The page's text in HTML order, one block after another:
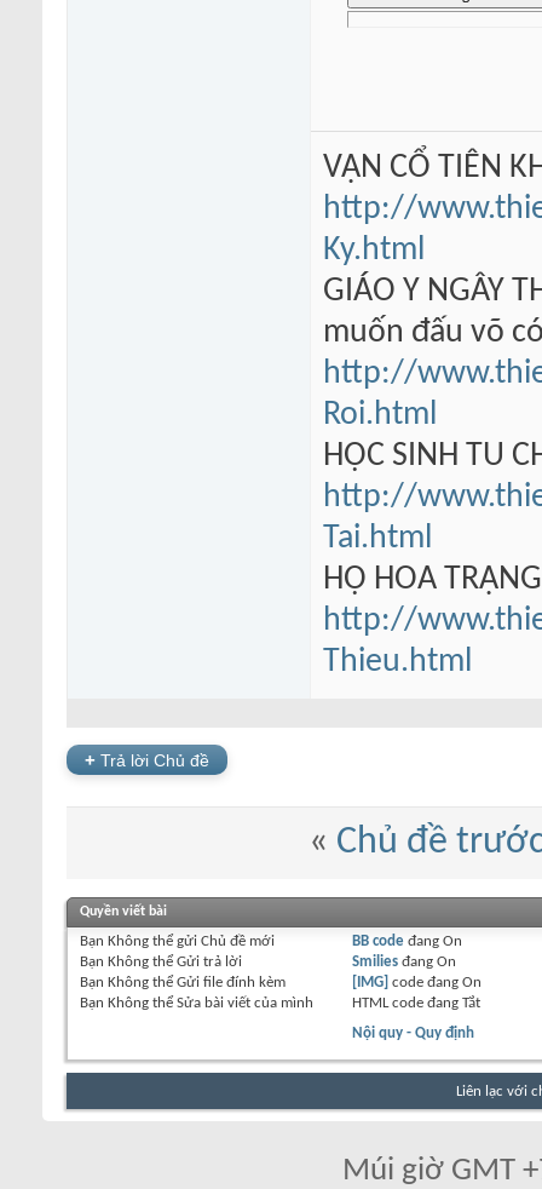
VẠN CỔ TIÊN
http://
Ky.html
GIÁO Y NGÂY
muốn đấu võ
http://
Roi.html
HỌC SINH TU
http://
Tai.html
HỘ HOA
http://
Thieu.html
+ Trả lời Chủ đề
« Chủ đề
Quyền viết bài
Bạn Không thể gửi Chủ đề mới
Bạn Không thể Gửi trả lời
Bạn Không thể Gửi file đính kèm
Bạn Không thể Sửa bài viết của mình
BB code đang On
Smiliesđang On
[IMG] code đang On
HTML code đang Tắt
Nội quy - Quy định
Liên lạc với
Múi giờ GMT